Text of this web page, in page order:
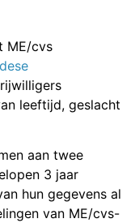
ME/cvs
leeftijd, geslacht
aan twee
3 jaar
hun gegevens al
van ME/cvs-